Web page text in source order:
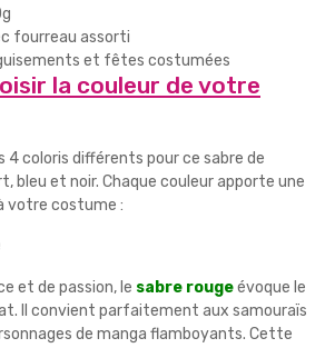
fourreau assorti
et fêtes costumées
la couleur de votre
4 coloris différents pour ce sabre de
bleu et noir. Chaque couleur apporte une
votre costume :
et de passion, le sabre rougeévoque le
Il convient parfaitement aux samouraïs
de manga flamboyants. Cette